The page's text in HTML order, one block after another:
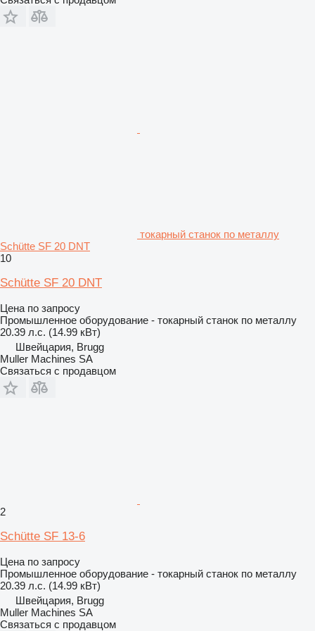
токарный станок по металлу
Schütte SF 20 DNT
10
Schütte SF 20 DNT
Цена по запросу
Промышленное оборудование - токарный станок по металлу
20.39 л.с. (14.99 кВт)
Швейцария, Brugg
Muller Machines SA
Связаться с продавцом
2
Schütte SF 13-6
Цена по запросу
Промышленное оборудование - токарный станок по металлу
20.39 л.с. (14.99 кВт)
Швейцария, Brugg
Muller Machines SA
Связаться с продавцом